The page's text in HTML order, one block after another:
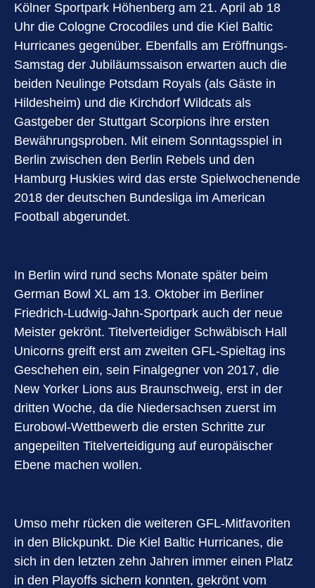
Kölner Sportpark Höhenberg am 21. April ab 18
Uhr die Cologne Crocodiles und die Kiel Baltic
Hurricanes gegenüber. Ebenfalls am Eröffnungs-
Samstag der Jubiläumssaison erwarten auch die
beiden Neulinge Potsdam Royals (als Gäste in
Hildesheim) und die Kirchdorf Wildcats als
Gastgeber der Stuttgart Scorpions ihre ersten
Bewährungsproben. Mit einem Sonntagsspiel in
Berlin zwischen den Berlin Rebels und den
Hamburg Huskies wird das erste Spielwochenende
2018 der deutschen Bundesliga im American
Football abgerundet.
In Berlin wird rund sechs Monate später beim
German Bowl XL am 13. Oktober im Berliner
Friedrich-Ludwig-Jahn-Sportpark auch der neue
Meister gekrönt. Titelverteidiger Schwäbisch Hall
Unicorns greift erst am zweiten GFL-Spieltag ins
Geschehen ein, sein Finalgegner von 2017, die
New Yorker Lions aus Braunschweig, erst in der
dritten Woche, da die Niedersachsen zuerst im
Eurobowl-Wettbewerb die ersten Schritte zur
angepeilten Titelverteidigung auf europäischer
Ebene machen wollen.
Umso mehr rücken die weiteren GFL-Mitfavoriten
in den Blickpunkt. Die Kiel Baltic Hurricanes, die
sich in den letzten zehn Jahren immer einen Platz
in den Playoffs sichern konnten, gekrönt vom